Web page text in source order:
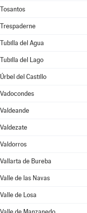
Tosantos
Trespaderne
Tubilla del Agua
Tubilla del Lago
Úrbel del Castillo
Vadocondes
Valdeande
Valdezate
Valdorros
Vallarta de Bureba
Valle de las Navas
Valle de Losa